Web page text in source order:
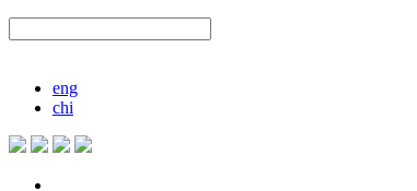
eng
chi